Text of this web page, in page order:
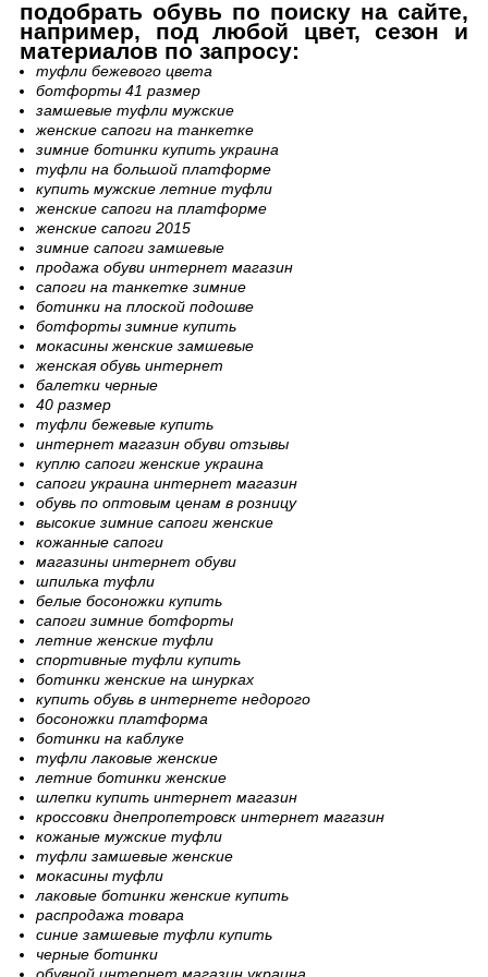
подобрать обувь по поиску на сайте,
например, под любой цвет, сезон и
материалов по запросу:
туфли бежевого цвета
ботфорты 41 размер
замшевые туфли мужские
женские сапоги на танкетке
зимние ботинки купить украина
туфли на большой платформе
купить мужские летние туфли
женские сапоги на платформе
женские сапоги 2015
зимние сапоги замшевые
продажа обуви интернет магазин
сапоги на танкетке зимние
ботинки на плоской подошве
ботфорты зимние купить
мокасины женские замшевые
женская обувь интернет
балетки черные
40 размер
туфли бежевые купить
интернет магазин обуви отзывы
куплю сапоги женские украина
сапоги украина интернет магазин
обувь по оптовым ценам в розницу
высокие зимние сапоги женские
кожанные сапоги
магазины интернет обуви
шпилька туфли
белые босоножки купить
сапоги зимние ботфорты
летние женские туфли
спортивные туфли купить
ботинки женские на шнурках
купить обувь в интернете недорого
босоножки платформа
ботинки на каблуке
туфли лаковые женские
летние ботинки женские
шлепки купить интернет магазин
кроссовки днепропетровск интернет магазин
кожаные мужские туфли
туфли замшевые женские
мокасины туфли
лаковые ботинки женские купить
распродажа товара
синие замшевые туфли купить
черные ботинки